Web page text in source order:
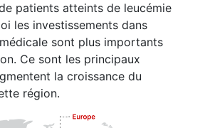
patients atteints de leucémie
les investissements dans
sont plus importants
Ce sont les principaux
la croissance du
région.